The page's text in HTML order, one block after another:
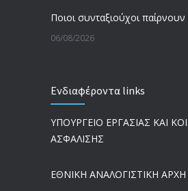
06/08/2026
06/08/2026
06/08/2026
Ενδιαφέροντα links
ΥΠΟΥΡΓΕΙΟ ΕΡΓΑΣΙΑΣ ΚΑΙ
ΑΣΦΑΛΙΣΗΣ
ΕΘΝΙΚΗ ΑΝΑΛΟΓΙΣΤΙΚΗ ΑΡΧΗ